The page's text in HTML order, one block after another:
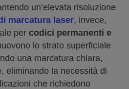
un’elevata risoluzione
marcatura laser, invece,
per codici permanenti e
lo strato superficiale
una marcatura chiara,
eliminando la necessità di
che richiedono